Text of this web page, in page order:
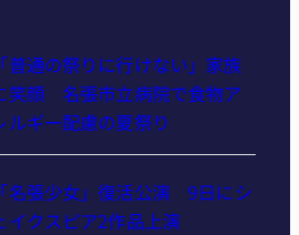
「普通の祭りに行けない」家族
笑顔 名張市立病院で食物ア
ルギー配慮の夏祭り
「名張少女」復活公演 9日にシ
イクスピア2作品上演